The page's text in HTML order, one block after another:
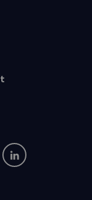
sur Twitter
nous sur
: rejoignez-nous
fenêtre :
Nouvelle fenêtre :